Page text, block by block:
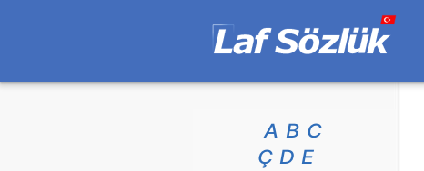
A B C
Ç D E